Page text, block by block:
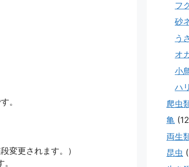
。
変更されます。）
フ
砂
う
オ
小
ハ
爬虫
亀
両生
昆虫